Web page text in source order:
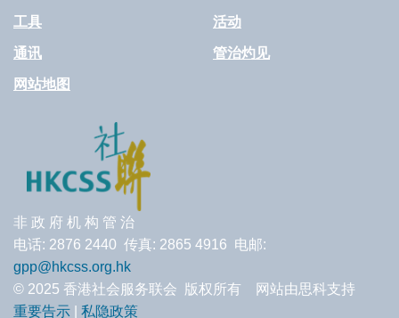
工具 活动
通讯 管治灼见
网站地图
非 政 府 机 构 管 治
电话: 2876 2440 传真: 2865 4916 电邮:
gpp@hkcss.org.hk
© 2025 香港社会服务联会 版权所有 网站由思科支持
重要告示
私隐政策